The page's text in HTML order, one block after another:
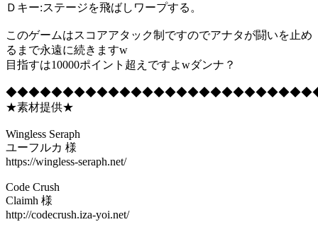
Ｄキー:ステージを飛ばしワープする。
このゲームはスコアアタック制ですのでアナタが闘いを止め
るまで永遠に続きますw
目指すは10000ポイント超えですよwダンナ？
★素材提供★
Wingless Seraph
ユーフルカ 様
https://wingless-seraph.net/
Code Crush
Claimh 様
http://codecrush.iza-yoi.net/